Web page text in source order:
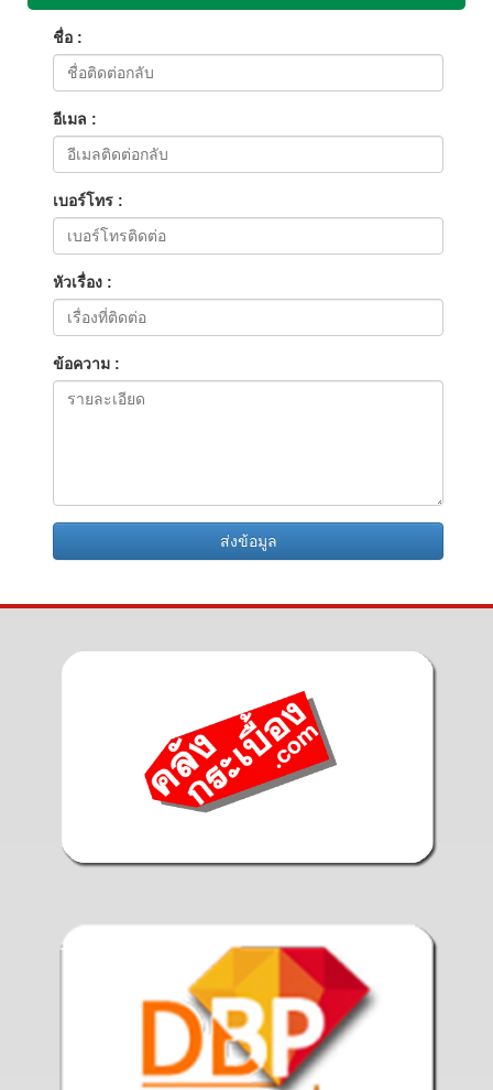
ชื่อ :
อีเมล :
เบอร์โทร :
หัวเรื่อง :
ข้อความ :
ส่งข้อมูล